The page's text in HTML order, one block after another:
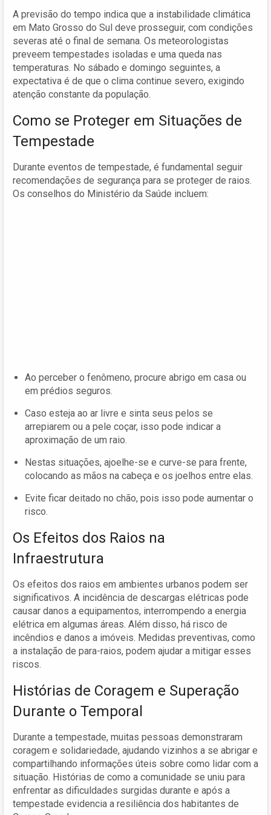
A previsão do tempo indica que a instabilidade climática
em Mato Grosso do Sul deve prosseguir, com condições
severas até o final de semana. Os meteorologistas
preveem tempestades isoladas e uma queda nas
temperaturas. No sábado e domingo seguintes, a
expectativa é de que o clima continue severo, exigindo
atenção constante da população.
Como se Proteger em Situações de
Tempestade
Durante eventos de tempestade, é fundamental seguir
recomendações de segurança para se proteger de raios.
Os conselhos do Ministério da Saúde incluem:
Ao perceber o fenômeno, procure abrigo em casa ou
em prédios seguros.
Caso esteja ao ar livre e sinta seus pelos se
arrepiarem ou a pele coçar, isso pode indicar a
aproximação de um raio.
Nestas situações, ajoelhe-se e curve-se para frente,
colocando as mãos na cabeça e os joelhos entre elas.
Evite ficar deitado no chão, pois isso pode aumentar o
risco.
Os Efeitos dos Raios na
Infraestrutura
Os efeitos dos raios em ambientes urbanos podem ser
significativos. A incidência de descargas elétricas pode
causar danos a equipamentos, interrompendo a energia
elétrica em algumas áreas. Além disso, há risco de
incêndios e danos a imóveis. Medidas preventivas, como
a instalação de para-raios, podem ajudar a mitigar esses
riscos.
Histórias de Coragem e Superação
Durante o Temporal
Durante a tempestade, muitas pessoas demonstraram
coragem e solidariedade, ajudando vizinhos a se abrigar e
compartilhando informações úteis sobre como lidar com a
situação. Histórias de como a comunidade se uniu para
enfrentar as dificuldades surgidas durante e após a
tempestade evidencia a resiliência dos habitantes de